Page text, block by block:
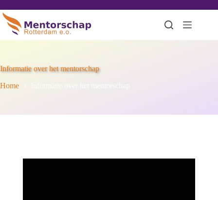
Informatie over het mentorschap
Home Informatie over het mentorschap